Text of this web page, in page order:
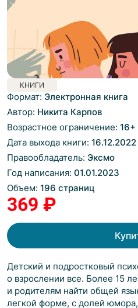
КНИГИ
Формат: Электронная книга
Автор: Никита Карпов
Возрастное ограничение: 16+
Дата выхода книги: 16.12.2022
Правообладатель: Эксмо
Год написания: 01.01.2023
Объем: 196 страниц
369 ₽
Детский и подростковый
о взрослении все. Более 15
и родителям найти общей
легкой форме, с долей